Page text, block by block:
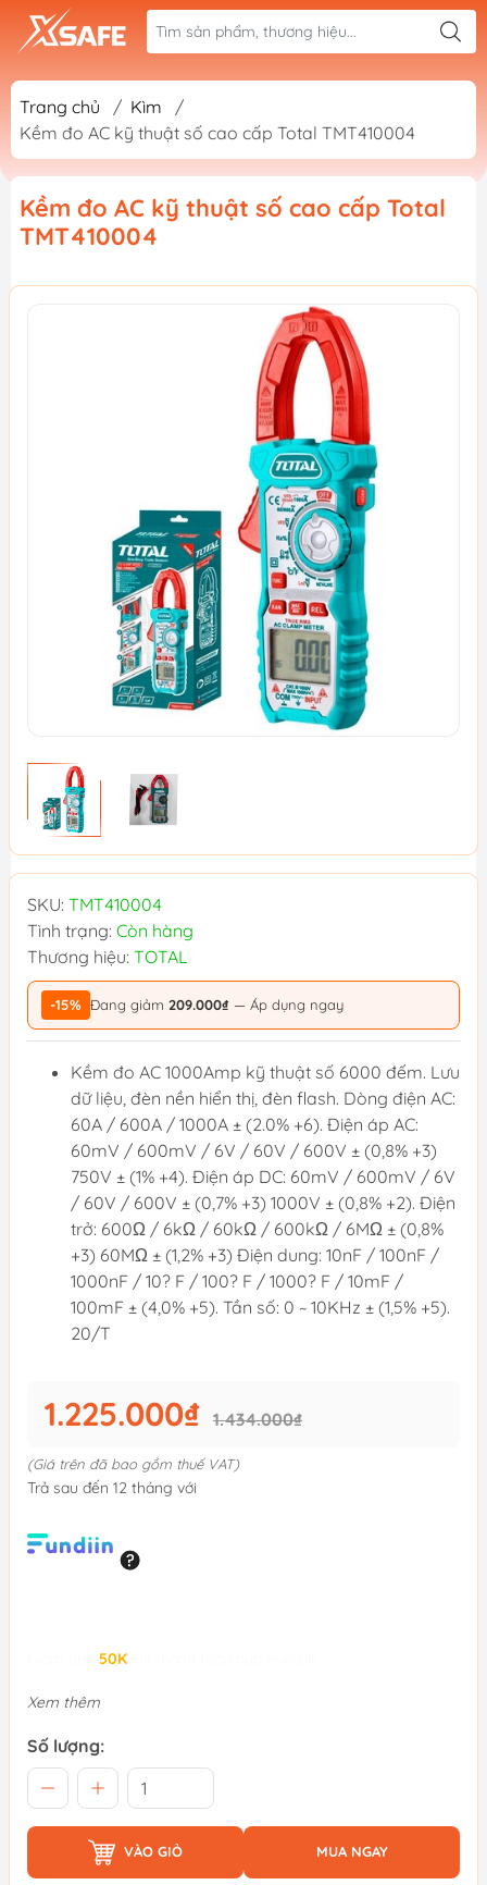
Trang chủ / Kìm
/
Kềm đo AC kỹ thuật số cao cấp Total TMT410004
Kềm đo AC kỹ thuật số cao cấp Total
TMT410004
SKU: TMT410004
Tình trạng: Còn hàng
Thương hiệu: TOTAL
-15% Đang giảm 209.000₫ — Áp dụng ngay
Kềm đo AC 1000Amp kỹ thuật số 6000 đếm. Lưu
dữ liệu, đèn nền hiển thị, đèn flash. Dòng điện AC:
60A / 600A / 1000A ± (2.0% +6). Điện áp AC:
60mV / 600mV / 6V / 60V / 600V ± (0,8% +3)
750V ± (1% +4). Điện áp DC: 60mV / 600mV / 6V
/ 60V / 600V ± (0,7% +3) 1000V ± (0,8% +2). Điện
trở: 600Ω / 6kΩ / 60kΩ / 600kΩ / 6MΩ ± (0,8%
+3) 60MΩ ± (1,2% +3) Điện dung: 10nF / 100nF /
1000nF / 10? F / 100? F / 1000? F / 10mF /
100mF ± (4,0% +5). Tần số: 0 ~ 10KHz ± (1,5% +5).
20/T
1.225.000₫ 1.434.000₫
(Giá trên đã bao gồm thuế VAT)
Trả sau đến 12 tháng với
50K
Xem thêm
Số lượng:
VÀO GIỎ MUA NGAY